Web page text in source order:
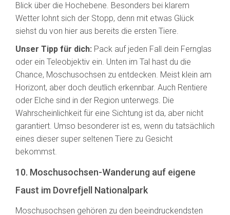
Blick über die Hochebene. Besonders bei klarem
Wetter lohnt sich der Stopp, denn mit etwas Glück
siehst du von hier aus bereits die ersten Tiere.
Unser Tipp für dich: Pack auf jeden Fall dein Fernglas
oder ein Teleobjektiv ein. Unten im Tal hast du die
Chance, Moschusochsen zu entdecken. Meist klein am
Horizont, aber doch deutlich erkennbar. Auch Rentiere
oder Elche sind in der Region unterwegs. Die
Wahrscheinlichkeit für eine Sichtung ist da, aber nicht
garantiert. Umso besonderer ist es, wenn du tatsächlich
eines dieser super seltenen Tiere zu Gesicht
bekommst.
10. Moschusochsen-Wanderung auf eigene
Faust im Dovrefjell Nationalpark
Moschusochsen gehören zu den beeindruckendsten